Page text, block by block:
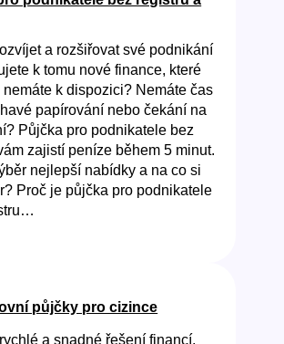
a rozšiřovat své podnikání
k tomu nové finance, které
k dispozici? Nemáte čas
papírování nebo čekání na
Půjčka pro podnikatele bez
zajistí peníze během 5 minut.
nejlepší nabídky a na co si
Proč je půjčka pro podnikatele
půjčky pro cizince
a snadné řešení financí,